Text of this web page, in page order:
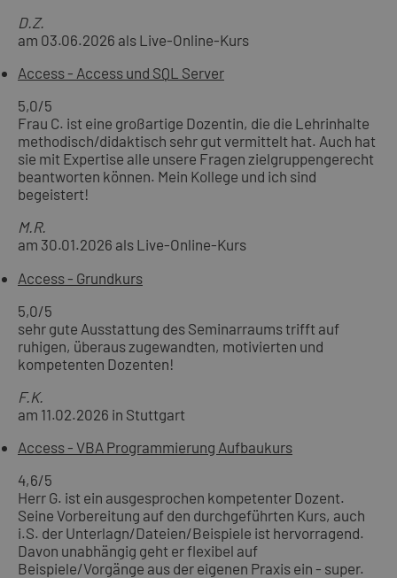
D.Z.
am 03.06.2026 als Live-Online-Kurs
Access - Access und SQL Server
5,0/5
Frau C. ist eine großartige Dozentin, die die Lehrinhalte
methodisch/didaktisch sehr gut vermittelt hat. Auch hat
sie mit Expertise alle unsere Fragen zielgruppengerecht
beantworten können. Mein Kollege und ich sind
begeistert!
M.R.
am 30.01.2026 als Live-Online-Kurs
Access - Grundkurs
5,0/5
sehr gute Ausstattung des Seminarraums trifft auf
ruhigen, überaus zugewandten, motivierten und
kompetenten Dozenten!
F.K.
am 11.02.2026 in Stuttgart
Access - VBA Programmierung Aufbaukurs
4,6/5
Herr G. ist ein ausgesprochen kompetenter Dozent.
Seine Vorbereitung auf den durchgeführten Kurs, auch
i.S. der Unterlagn/Dateien/Beispiele ist hervorragend.
Davon unabhängig geht er flexibel auf
Beispiele/Vorgänge aus der eigenen Praxis ein - super.